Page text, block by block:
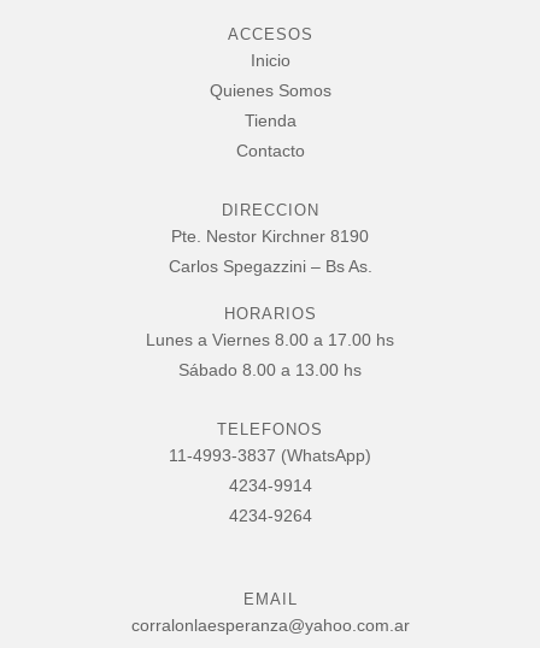
ACCESOS
Inicio
Quienes Somos
Tienda
Contacto
DIRECCION
Pte. Nestor Kirchner 8190
Carlos Spegazzini – Bs As.
HORARIOS
Lunes a Viernes 8.00 a 17.00 hs
Sábado 8.00 a 13.00 hs
TELEFONOS
11-4993-3837 (WhatsApp)
4234-9914
4234-9264
EMAIL
corralonlaesperanza@yahoo.com.ar